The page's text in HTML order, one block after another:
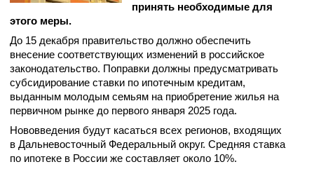
принять необходимые для
этого меры.
До 15 декабря правительство должно обеспечить
внесение соответствующих изменений в российское
законодательство. Поправки должны предусматривать
субсидирование ставки по ипотечным кредитам,
выданным молодым семьям на приобретение жилья на
первичном рынке до первого января 2025 года.
Нововведения будут касаться всех регионов, входящих
в Дальневосточный Федеральный округ. Средняя ставка
по ипотеке в России же составляет около 10%.